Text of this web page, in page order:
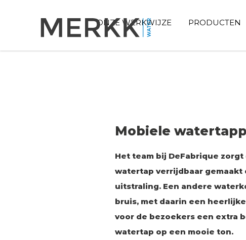
ONZE WERKWIJZE PRODUCTEN
Mobiele
Het team bij DeFabrique
watertap verrijdbaar
uitstraling. Een andere
bruis, met daarin een
voor de bezoekers een extra
watertap op een mooie ton.